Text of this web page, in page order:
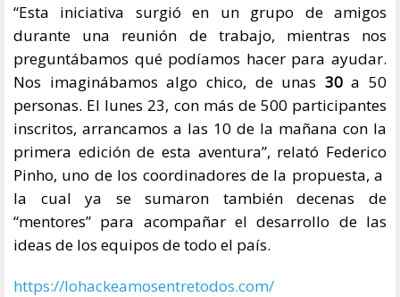
“Esta iniciativa surgió en un grupo de amigos
durante una reunión de trabajo, mientras nos
preguntábamos qué podíamos hacer para ayudar.
Nos imaginábamos algo chico, de unas 30a 50
personas. El lunes 23, con más de 500 participantes
inscritos, arrancamos a las 10 de la mañana con la
primera edición de esta aventura”, relató Federico
Pinho, uno de los coordinadores de la propuesta, a
la cual ya se sumaron también decenas de
“mentores” para acompañar el desarrollo de las
ideas de los equipos de todo el país.
https://lohackeamosentretodos.com/